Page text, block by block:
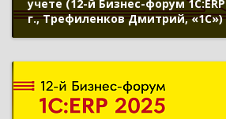
учете (12-й Бизнес-форум
г., Трефиленков Дмитрий, «1С»)